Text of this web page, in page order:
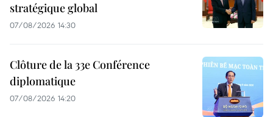
stratégique global
07/08/2026 14:30
Clôture de la 33e Conférence
diplomatique
07/08/2026 14:20